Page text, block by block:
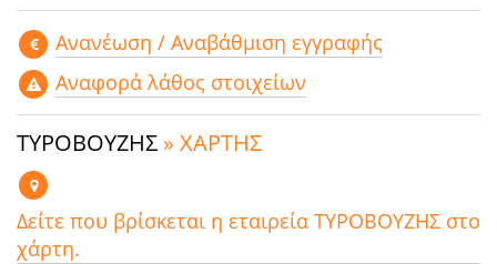
Aνανέωση / Αναβάθμιση εγγραφής
Αναφορά λάθος στοιχείων
ΤΥΡΟΒΟΥΖΗΣ » ΧΑΡΤΗΣ
Δείτε που βρίσκεται η εταιρεία ΤΥΡΟΒΟΥΖΗΣ στο
χάρτη.